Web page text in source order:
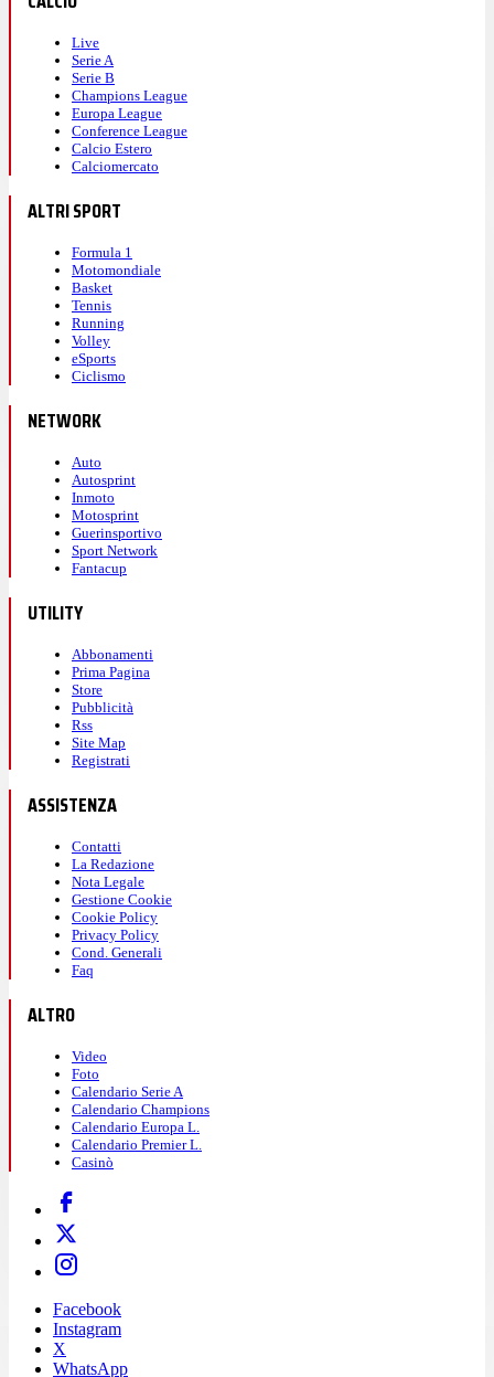
Live
Serie A
Serie B
Champions League
Europa League
Conference League
Calcio Estero
Calciomercato
ALTRI SPORT
Formula 1
Motomondiale
Basket
Tennis
Running
Volley
eSports
Ciclismo
NETWORK
Auto
Autosprint
Inmoto
Motosprint
Guerinsportivo
Sport Network
Fantacup
UTILITY
Abbonamenti
Prima Pagina
Store
Pubblicità
Rss
Site Map
Registrati
ASSISTENZA
Contatti
La Redazione
Nota Legale
Gestione Cookie
Cookie Policy
Privacy Policy
Cond. Generali
Faq
ALTRO
Video
Foto
Calendario Serie A
Calendario Champions
Calendario Europa L.
Calendario Premier L.
Casinò
Facebook
Instagram
X
WhatsApp